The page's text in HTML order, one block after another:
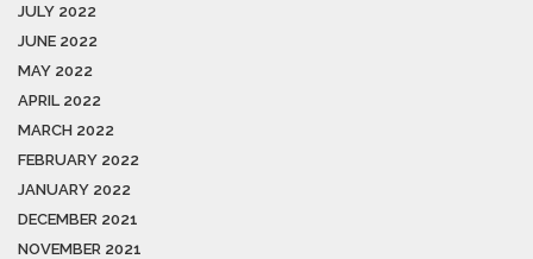
JULY 2022
JUNE 2022
MAY 2022
APRIL 2022
MARCH 2022
FEBRUARY 2022
JANUARY 2022
DECEMBER 2021
NOVEMBER 2021